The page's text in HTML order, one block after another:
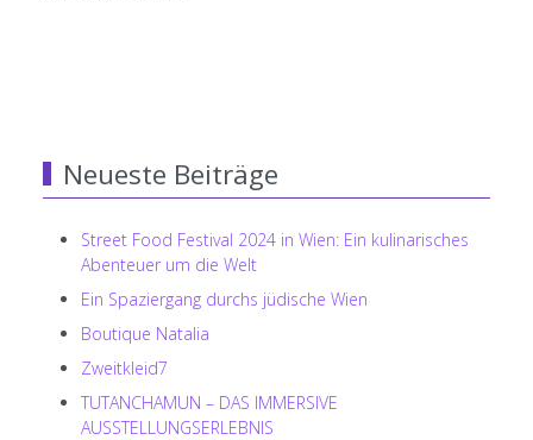
Neueste Beiträge
Street Food Festival 2024 in Wien: Ein kulinarisches
Abenteuer um die Welt
Ein Spaziergang durchs jüdische Wien
Boutique Natalia
Zweitkleid7
TUTANCHAMUN – DAS IMMERSIVE
AUSSTELLUNGSERLEBNIS